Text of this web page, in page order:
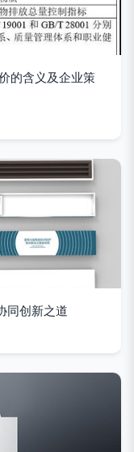
的含义及企业策
同创新之道